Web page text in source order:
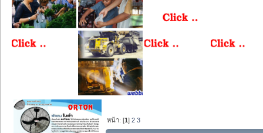
หน้า: [1]2 3